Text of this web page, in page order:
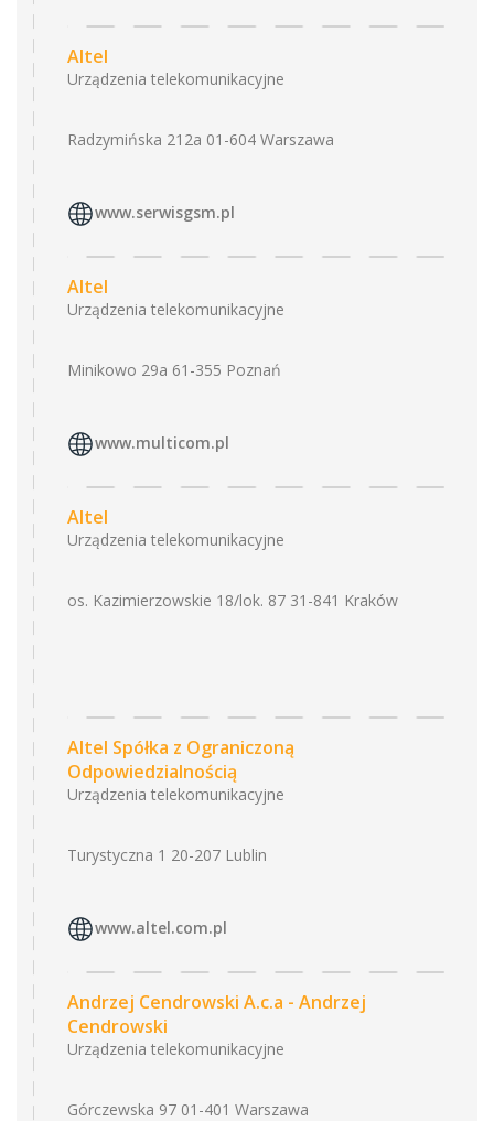
Altel
Urządzenia telekomunikacyjne
Radzymińska 212a 01-604 Warszawa
www.serwisgsm.pl
Altel
Urządzenia telekomunikacyjne
Minikowo 29a 61-355 Poznań
www.multicom.pl
Altel
Urządzenia telekomunikacyjne
os. Kazimierzowskie 18/lok. 87 31-841 Kraków
Altel Spółka z Ograniczoną
Odpowiedzialnością
Urządzenia telekomunikacyjne
Turystyczna 1 20-207 Lublin
www.altel.com.pl
Andrzej Cendrowski A.c.a - Andrzej
Cendrowski
Urządzenia telekomunikacyjne
Górczewska 97 01-401 Warszawa